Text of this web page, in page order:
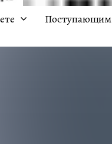
Поступающим